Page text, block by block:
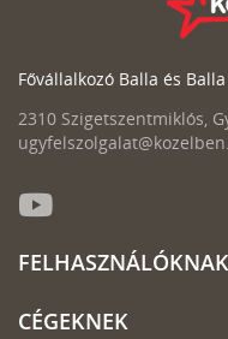
Fővállalkozó Balla és
2310 Szigetszentmiklós,
FELHASZNÁLÓKNAK
CÉGEKNEK